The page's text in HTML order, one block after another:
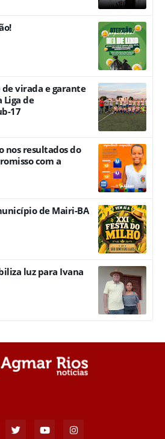
de virada e garante
Liga de
17
nos resultados do
com a
de Mairi-BA
luz para Ivana